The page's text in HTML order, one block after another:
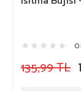
135,99 TL